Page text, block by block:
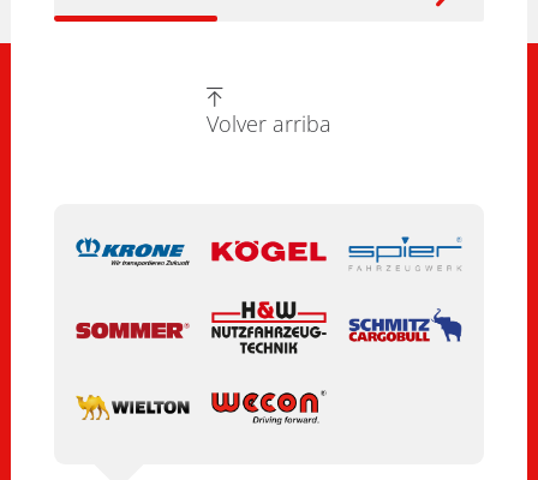
Volver arriba